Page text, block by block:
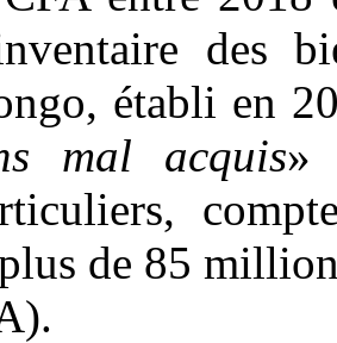
des
établi en
mal acquis»
de 85